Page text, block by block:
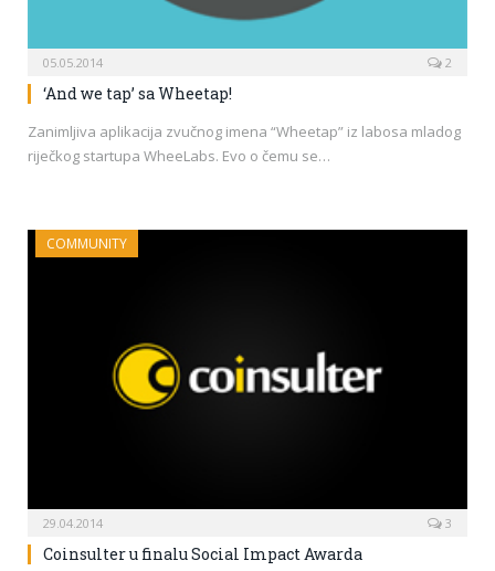
05.05.2014 2
‘And we tap’ sa Wheetap!
Zanimljiva aplikacija zvučnog imena “Wheetap” iz labosa mladog
riječkog startupa WheeLabs. Evo o čemu se…
COMMUNITY
29.04.2014 3
Coinsulter u finalu Social Impact Awarda